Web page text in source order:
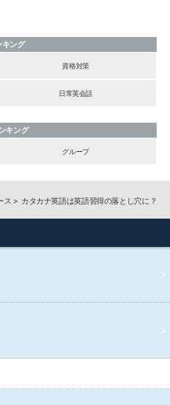
キング
資格対策
日常英会話
キング
グループ
ス カタカナ英語は英語習得の落とし穴に？